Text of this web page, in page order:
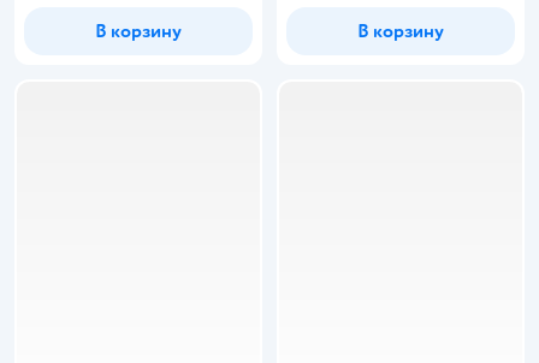
В корзину В корзину